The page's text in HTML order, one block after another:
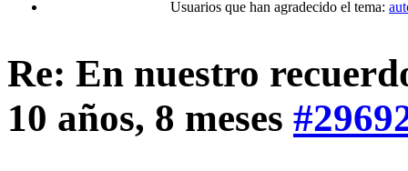
Usuarios que han agradecido el tema:
Re: En nuestro
10 años, 8 meses